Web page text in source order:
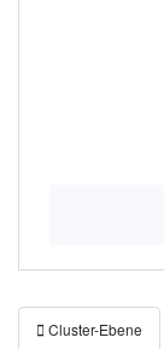
Cluster-Ebene